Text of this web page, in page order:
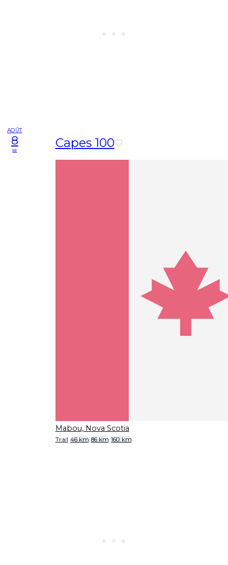
AOÛT
8
sa Capes 100
Mabou, Nova Scotia
Trail 46 km 86 km 160 km